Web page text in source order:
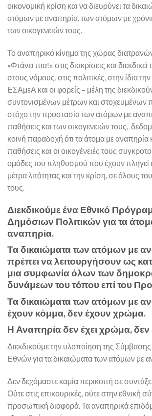
οικονομική κρίση και να διευρύνει τα
ατόμων με αναπηρία, των ατόμων με
των οικογενειών τους.
Το αναπηρικό κίνημα της χώρας
«Φτάνει πια!» στις διακρίσεις και
στους νόμους, στις πολιτικές, στην ίδια
ΕΣΑμεΑ και οι φορείς – μέλη της
συντονισμένων μέτρων και στοχευμένων
στόχο την προστασία των ατόμων με
παθήσεις και των οικογενειών τους,
κοινή παραδοχή ότι τα άτομα με αναπηρία
παθήσεις και οι οικογένειές τους
ομάδες του πληθυσμού που έχουν πληγεί
μέτρα λιτότητας και την κρίση, σε όλους
τους.
Διεκδικούμε ένα Εθνικό
Δημόσιων Πολιτικών για τα
αναπηρία.
Τα δικαιώματα των ατόμων με
πρέπει να λειτουργήσουν ως
μια συμφωνία όλων των
δυνάμεων του τόπου επί του
Τα δικαιώματα των ατόμων με
έχουν κόμμα, δεν έχουν χρώμα.
Η Αναπηρία δεν έχει χρώμα, δεν
Διεκδικούμε την υλοποίηση της
Εθνών για τα δικαιώματα των ατόμων με
Δεν δεχόμαστε καμία περικοπή σε
Ούτε στις επικουρικές, ούτε στην εθνική
προσωπική διαφορά. Τα αναπηρικά